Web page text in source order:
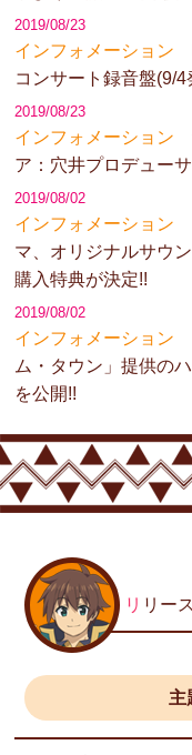
2019/08/23
インフォメーション
コンサート録音盤(9/
2019/08/23
インフォメーション
ア：穴井プロデュー
2019/08/02
インフォメーション
マ、オリジナルサウ
購入特典が決定!!
2019/08/02
インフォメーション
ム・タウン」提供の
を公開!!
リ リー
主